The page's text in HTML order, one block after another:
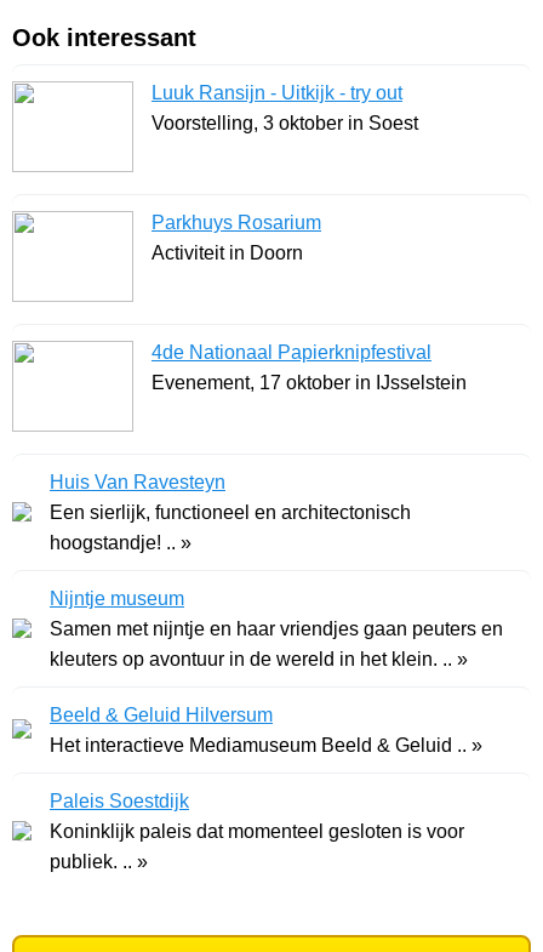
Ook interessant
Luuk Ransijn - Uitkijk - try out
Voorstelling, 3 oktober in Soest
Parkhuys Rosarium
Activiteit in Doorn
4de Nationaal Papierknipfestival
Evenement, 17 oktober in IJsselstein
Huis Van Ravesteyn
Een sierlijk, functioneel en architectonisch
hoogstandje! .. »
Nijntje museum
Samen met nijntje en haar vriendjes gaan peuters en
kleuters op avontuur in de wereld in het klein. .. »
Beeld & Geluid Hilversum
Het interactieve Mediamuseum Beeld & Geluid .. »
Paleis Soestdijk
Koninklijk paleis dat momenteel gesloten is voor
publiek. .. »